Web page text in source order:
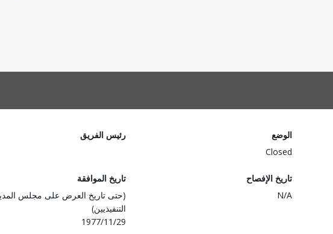
الوضع
Closed
رئيس الفريق
تاريخ الإفصاح
N/A
تاريخ الموافقة
(حتى تاريخ العرض على مجلس
التنفيذيين)
1977/11/29